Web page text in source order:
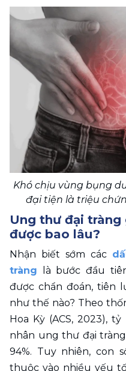
Khó chịu vùng bụng
đại tiện là triệu
Ung thư đại tràng
được bao lâu?
Nhận biết sớm các
tràng là bước đầu
được chẩn đoán, tiên
như thế nào? Theo
Hoa Kỳ (ACS, 2023),
nhân ung thư đại
94%. Tuy nhiên, con
thuộc vào nhiều yếu